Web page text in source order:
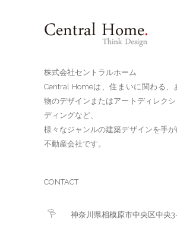
株式会社セントラルホーム
Central Homeは、住まいに関わる、
物のデザインまたはアートディレク
ディングなど、
様々なジャンルの建築デザインを手
不動産会社です。
CONTACT
神奈川県相模原市中央区中央